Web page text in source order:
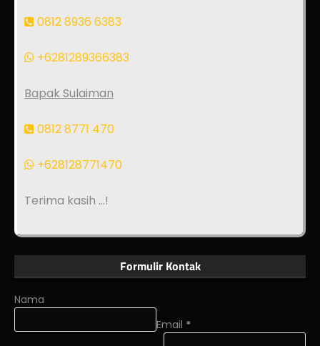
0812 8936 6383
+6281289366383
Bapak Sulaiman
0812 8771 470
+628128771470
Terima kasih ...!
Formulir Kontak
Nama
Email *